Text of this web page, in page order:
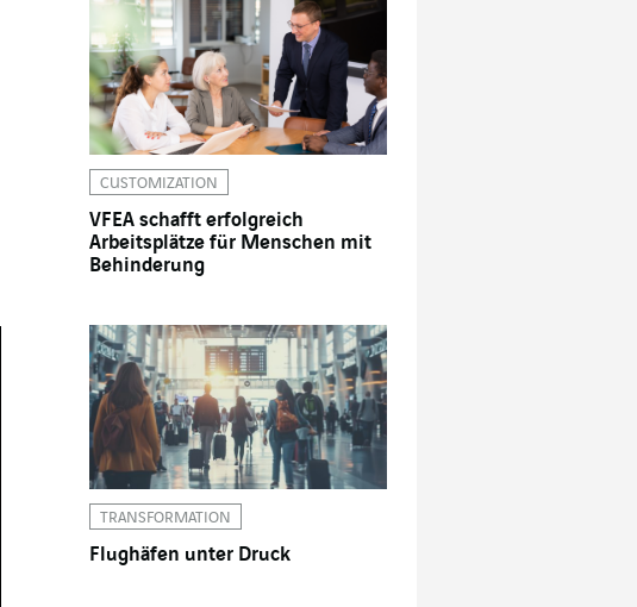
CUSTOMIZATION
VFEA schafft erfolgreich
Arbeitsplätze für Menschen mit
Behinderung
TRANSFORMATION
Flughäfen unter Druck